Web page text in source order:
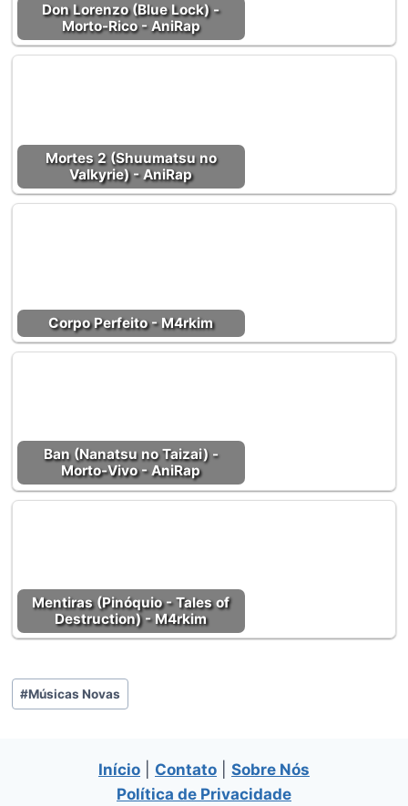
Don Lorenzo (Blue Lock) -
Morto-Rico - AniRap
Mortes 2 (Shuumatsu no
Valkyrie) - AniRap
Corpo Perfeito - M4rkim
Ban (Nanatsu no Taizai) -
Morto-Vivo - AniRap
Mentiras (Pinóquio - Tales of
Destruction) - M4rkim
Tags
do
#Músicas Novas
Início Contato
Sobre Nós
Política de Privacidade